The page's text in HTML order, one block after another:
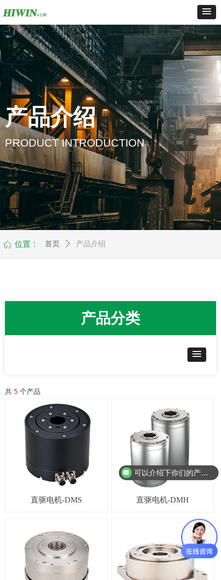
产品介绍
PRODUCT INTRODUCTION
产品分类
共 5 个产品
直驱电机-DMS 直驱电机-DMH
ꀇ 位置： 首页 ꄲ 产品介绍
可以介绍下你们的产品么？